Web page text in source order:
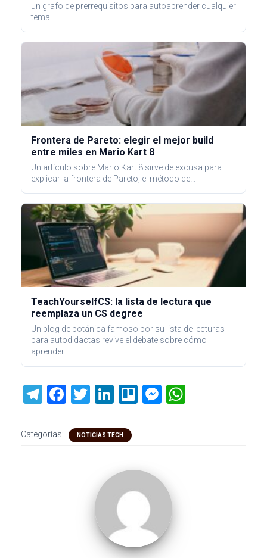
un grafo de prerrequisitos para autoaprender cualquier
tema.…
Frontera de Pareto: elegir el mejor build
entre miles en Mario Kart 8
Un artículo sobre Mario Kart 8 sirve de excusa para
explicar la frontera de Pareto, el método de…
TeachYourselfCS: la lista de lectura que
reemplaza un CS degree
Un blog de botánica famoso por su lista de lecturas
para autodidactas revive el debate sobre cómo
aprender…
T
e
F
ce
T
tt
Li
e
n
Tr M
er
Categorías: NOTICIAS TECH